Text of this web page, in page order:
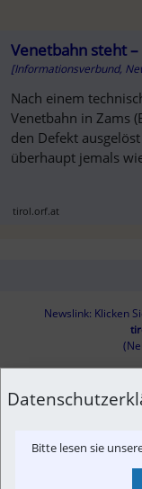
Venetbahn steht
[Informationsverbund,
Nach einem
Venetbahn in Zams
den Defekt
überhaupt jemals
tirol.orf.at
Newslink: Klicken
Interessensgruppen
Bitte lesen sie